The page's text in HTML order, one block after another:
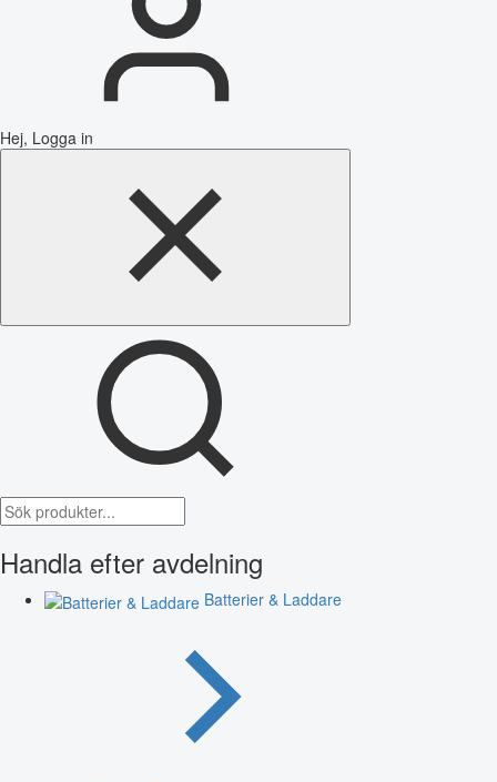
Hej, Logga in
Handla efter avdelning
Batterier & Laddare